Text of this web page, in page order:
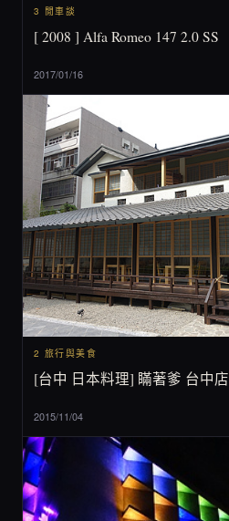
3 閒車談
[ 2008 ] Alfa Romeo 147 2.0 SS
2017/01/16
2 旅行與美食
[台中 日本料理] 瞞著爹 台中店
2015/11/04